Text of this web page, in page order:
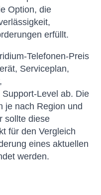
Option, die
erfüllt.
Telefonen-Preis
Serviceplan,
Level ab. Die
je nach Region und
sollte diese
für den Vergleich
eines aktuellen
werden.